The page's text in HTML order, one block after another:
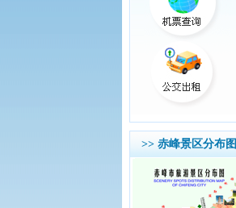
>> 赤峰景区分布图